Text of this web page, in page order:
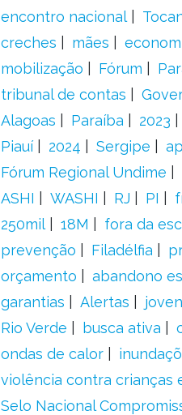
encontro nacional
creches
mães
mobilização
Fórum
tribunal de contas
Alagoas
Paraíba 2023
Piauí
2024 Sergipe
Fórum Regional Undime
ASHI
WASHI RJ PI
250mil
18M fora da
prevenção
Filadélfia
orçamento
abandono
garantias
Alertas
Rio Verde
busca ativa
ondas de calor
violência contra crianças
Selo Nacional